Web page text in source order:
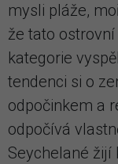
mysli pláže,
že tato
kategorie
tendenci si o
odpočinkem a
odpočívá
Seychelané